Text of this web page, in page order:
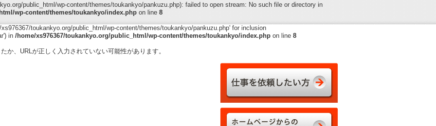
public_html/wp-content/themes/toukankyo/pankuzu.php): failed to open stream: No such file or directory in
wp-content/themes/toukankyo/index.phpon line8
toukankyo.org/public_html/wp-content/themes/toukankyo/pankuzu.php' for inclusion
in /home/xs976367/toukankyo.org/public_html/wp-content/themes/toukankyo/index.phpon line 8
か、URLが正しく入力されていない可能性があります。